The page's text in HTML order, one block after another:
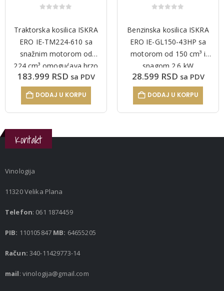
Traktorska kosilica ISKRA
ERO IE-TM224-610 sa
snažnim motorom od
224 cm³ omogućava brzo
i efikasno košenje velikih
travnatih površina.
voćnjake i vinograde, uz
183.999 RSD sa PDV
DODAJ U KORPU
Benzinska kosilica ISKRA
ERO IE-GL150-43HP sa
motorom od 150 cm³ i
snagom 2.6 kW
namenjena je hobi
korisnicima za travnjake
košenje, sakupljanje i
28.599 RSD sa PDV
DODAJ U KORPU
Kontakt
Vinologija
11320 Velika Plana
Telefon: 061 1874459
PIB: 110105847 MB: 64655205
Račun: 340-11429773-14
mail: vinologija@gmail.com